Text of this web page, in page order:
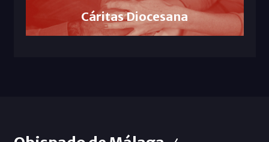
Cáritas Diocesana